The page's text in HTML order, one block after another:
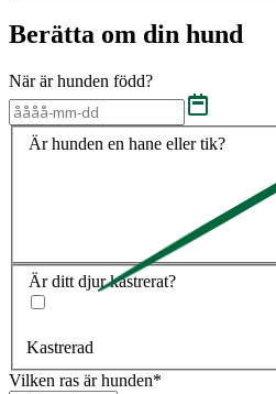
Berätta om din hund
När är hunden född?
Är hunden en hane eller tik?
Är ditt djur kastrerat?
Kastrerad
Vilken ras är hunden*